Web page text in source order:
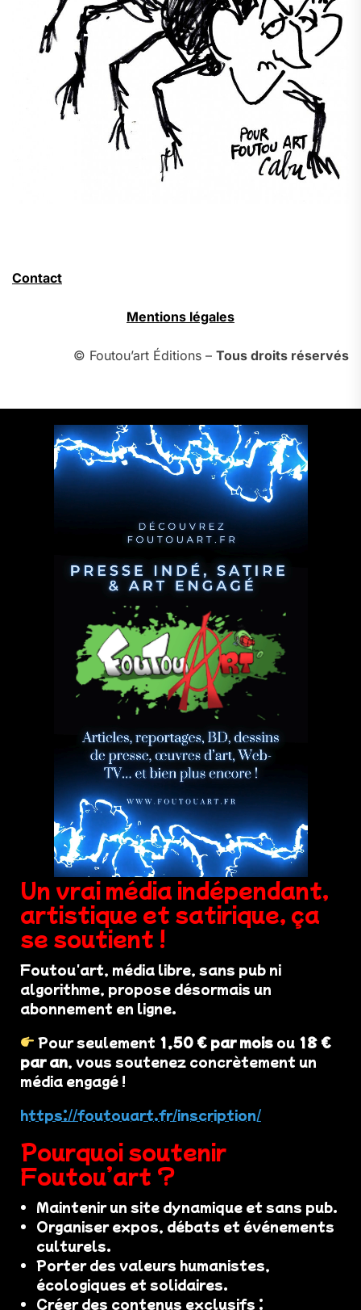
Contact
Mentions légales
© Foutou’art Éditions – Tous droits réservés
Un vrai média indépendant,
artistique et satirique, ça
se soutient !
Foutou'art, média libre, sans pub ni
algorithme, propose désormais un
abonnement en ligne.
Pour seulement 1,50 € par mois ou 18 €
par an, vous soutenez concrètement un
média engagé !
https://foutouart.fr/inscription/
Pourquoi soutenir
Foutou’art ?
Maintenir un site dynamique et sans pub.
Organiser expos, débats et événements
culturels.
Porter des valeurs humanistes,
écologiques et solidaires.
Créer des contenus exclusifs :